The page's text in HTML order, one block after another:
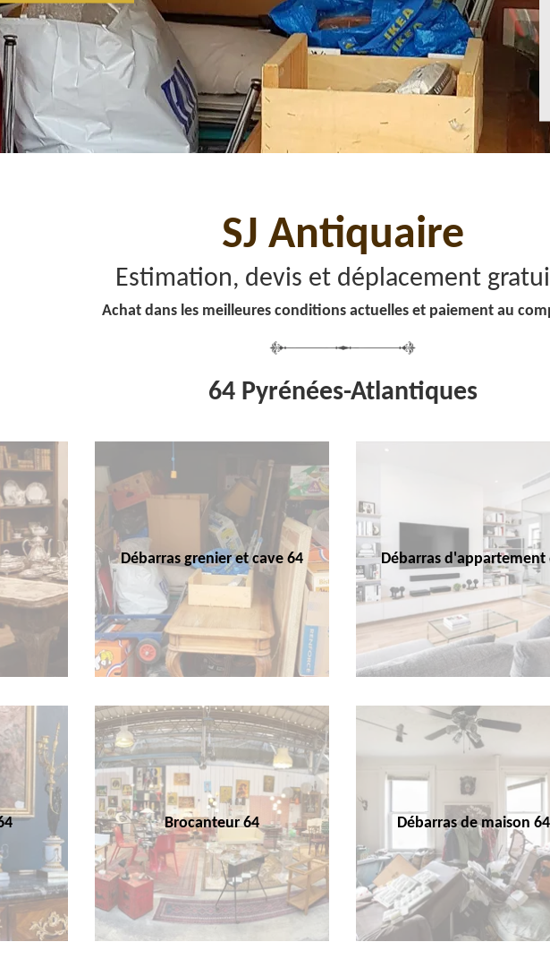
SJ Antiquaire
Estimation, devis et déplacement
Achat dans les meilleures conditions actuelles et paiement au
64 Pyrénées-Atlantiques
Débarras grenier et cave 64 Débarras d'appartement
Brocanteur 64 Débarras de maison 64